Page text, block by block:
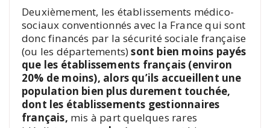
Deuxièmement, les établissements médico-
sociaux conventionnés avec la France qui sont
donc financés par la sécurité sociale française
(ou les départements)sont bien moins payés
que les établissements français (environ
20% de moins), alors qu’ils accueillent une
population bien plus durement touchée,
dont les établissements gestionnaires
français, mis à part quelques rares